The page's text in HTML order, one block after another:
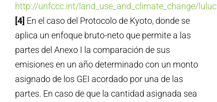
http://unfccc.int/land_use_and_climate_change/
[4] En el caso del Protocolo de Kyoto, donde se
aplica un enfoque bruto-neto que permite a las
partes del Anexo I la comparación de sus
emisiones en un año determinado con un monto
asignado de los GEI acordado por una de las
partes. En caso de que la cantidad asignada sea